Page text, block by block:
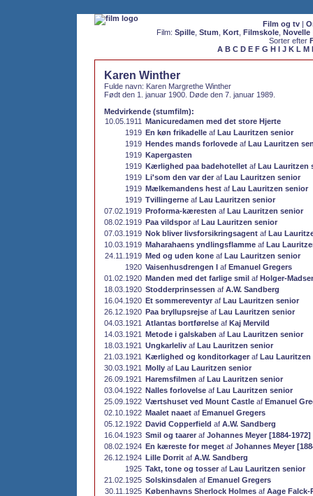
Film og tv|
Film: Spille, Stum Kort, Filmskole, Novelle
Sorter efter
A B C D E F G H I J K L M
Karen Winther
Fulde navn: Karen Margrethe Winther
Født den 1. januar 1900. Døde den 7. januar 1989.
Medvirkende (stumfilm):
10.05.1911 Manicuredamen med det store Hjerte
1919 En køn frikadelle af Lau Lauritzen senior
1919 Hendes mands forlovede af Lau Lauritzen
1919 Kapergasten
1919 Kærlighed paa badehotellet af Lau Lauritzen
1919 Li'som den var der af Lau Lauritzen senior
1919 Mælkemandens hest af Lau Lauritzen senior
1919 Tvillingerne af Lau Lauritzen senior
07.02.1919 Proforma-kæresten af Lau Lauritzen senior
08.02.1919 Paa vildspor af Lau Lauritzen senior
07.03.1919 Nok bliver livsforsikringsagent af Lau
10.03.1919 Maharahaens yndlingsflamme af Lau
24.11.1919 Med og uden kone af Lau Lauritzen senior
1920 Vaisenhusdrengen I af Emanuel Gregers
01.02.1920 Manden med det farlige smil af Holger-
18.03.1920 Stodderprinsessen af A.W. Sandberg
16.04.1920 Et sommereventyr af Lau Lauritzen senior
26.12.1920 Paa bryllupsrejse af Lau Lauritzen senior
04.03.1921 Atlantas bortførelse af Kaj Mervild
14.03.1921 Metode i galskaben af Lau Lauritzen senior
18.03.1921 Ungkarleliv af Lau Lauritzen senior
21.03.1921 Kærlighed og konditorkager af Lau Lauritzen
30.03.1921 Molly af Lau Lauritzen senior
26.09.1921 Haremsfilmen af Lau Lauritzen senior
03.04.1922 Nalles forlovelse af Lau Lauritzen senior
25.09.1922 Værtshuset ved Mount Castle af Emanuel
02.10.1922 Maalet naaet af Emanuel Gregers
05.12.1922 David Copperfield af A.W. Sandberg
16.04.1923 Smil og taarer af Johannes Meyer [1884-1972]
08.02.1924 En kæreste for meget af Johannes Meyer
26.12.1924 Lille Dorrit af A.W. Sandberg
1925 Takt, tone og tosser af Lau Lauritzen senior
21.02.1925 Solskinsdalen af Emanuel Gregers
30.11.1925 Københavns Sherlock Holmes af Aage Falck-